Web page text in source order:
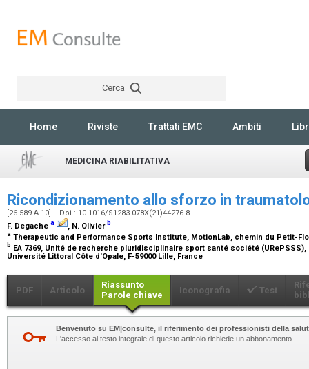
Cerca
Home Riviste Trattati EMC Ambiti
MEDICINA RIABILITATIVA
Ricondizionamento allo sforzo in
[26-589-A-10] - Doi : 10.1016/S1283-078X(21)44276-8
F. Degache a , N. Olivier b
a Therapeutic and Performance Sports Institute, MotionLab, chemin du Petit-
b EA 7369, Unité de recherche pluridisciplinaire sport santé société
Université Littoral Côte d'Opale, F-59000 Lille, France
PDF Articolo
Riassunto
Parole chiave
Iconografia Test
Benvenuto su EM|consulte, il riferimento dei professionisti della
L'accesso al testo integrale di questo articolo richiede un abbonamento.